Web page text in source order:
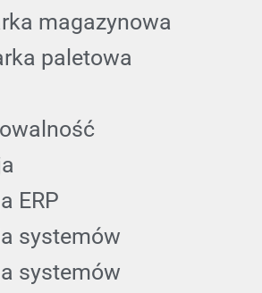
magazynowa
paletowa
ERP
systemów
systemów